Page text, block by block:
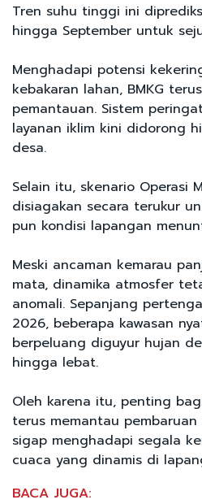
Tren suhu tinggi ini
hingga September untuk
Menghadapi potensi
kebakaran lahan, BMKG
pemantauan. Sistem
layanan iklim kini didorong
desa.
Selain itu, skenario Operasi
disiagakan secara terukur
pun kondisi lapangan
Meski ancaman kemarau
mata, dinamika atmosfer
anomali. Sepanjang
2026, beberapa kawasan
berpeluang diguyur hujan
hingga lebat.
Oleh karena itu, penting
terus memantau
sigap menghadapi segala
cuaca yang dinamis di
BACA JUGA: